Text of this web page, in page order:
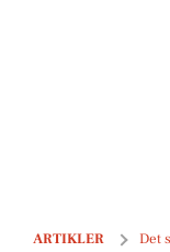
ARTIKLER Det
Sommerkoncert